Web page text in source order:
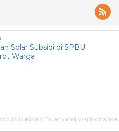
Solar Subsidi di SPBU
Warga
Ruas yang wajib ditandai